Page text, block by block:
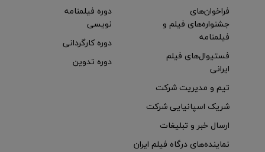
فراخوان‌های
جشنواره‌های فیلم و
فیلمنامه
فستیوال‌های فیلم
ایرانی
دوره فیلمنامه
نویسی
دوره کارگردانی
دوره تدوین
تیم و مدیریت شرکت
شریک اسپانیایی شرکت
ارسال خبر و تبلیغات
نماینده‌های درگاه فیلم ایران